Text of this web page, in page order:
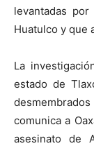
levantadas
Huatulco y que
La
estado de
comunica a
asesinato de